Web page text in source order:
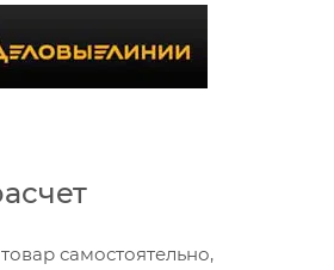
самостоятельно,